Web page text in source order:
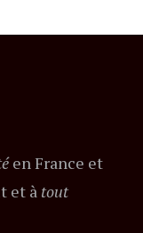
en France et
et à tout